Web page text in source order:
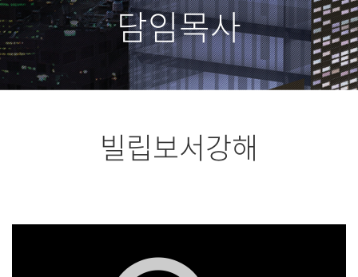
담임목사
빌립보서강해